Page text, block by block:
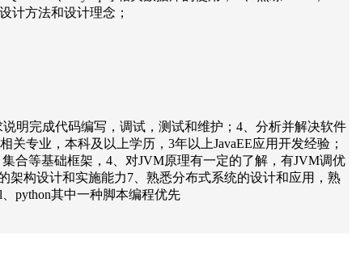
计方法和设计理念；
明完成代码编写，调试，测试和维护；4、分析并解决软件
专业，本科及以上学历，3年以上JavaEE应用开发经验；
合等基础框架，4、对JVM原理有一定的了解，有JVM调优
架构设计和实施能力7、熟悉分布式系统的设计和应用，熟
python其中一种脚本编程优先